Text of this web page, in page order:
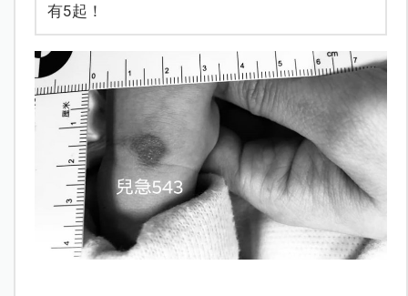
有5起！